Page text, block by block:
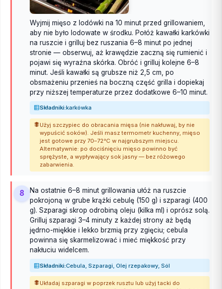
Wyjmij mięso z lodówki na 10 minut przed grillowaniem,
aby nie było lodowate w środku. Połóż kawałki karkówki
na ruszcie i grilluj bez ruszania 6–8 minut po jednej
stronie — obserwuj, aż krawędzie zaczną się rumienić i
pojawi się wyraźna skórka. Obróć i grilluj kolejne 6–8
minut. Jeśli kawałki są grubsze niż 2,5 cm, po
obsmażeniu przenieś na boczną część grilla i dopiekaj
przy niższej temperaturze przez dodatkowe 6–10 minut.
Składniki:karkówka
Użyj szczypiec do obracania mięsa (nie nakłuwaj, by nie
wypuścić soków). Jeśli masz termometr kuchenny, mięso
jest gotowe przy 70–72°C w najgrubszym miejscu.
Alternatywnie: po dociśnięciu mięso powinno być
sprężyste, a wypływający sok jasny — bez różowego
zabarwienia.
8
Na ostatnie 6–8 minut grillowania ułóż na ruszcie
pokrojoną w grube krążki cebulę (150 g) i szparagi (400
g). Szparagi skrop odrobiną oleju (kilka ml) i oprósz solą.
Grilluj szparagi 3–4 minuty z każdej strony aż będą
jędrno-miękkie i lekko brzmią przy zgięciu; cebula
powinna się skarmelizować i mieć miękkość przy
nakłuciu widelcem.
Składniki:Cebula, Szparagi, Olej rzepakowy, Sól
Układaj szparagi w poprzek rusztu lub użyj tacki do